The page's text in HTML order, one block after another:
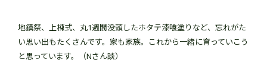
地鎮祭、上棟式、丸1週間没頭したホタテ漆喰塗りなど、忘れがた
い思い出もたくさんです。家も家族。これから一緒に育っていこう
と思っています。（Nさん談）